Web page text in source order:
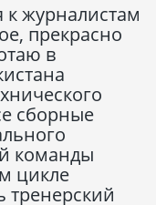
к журналистам
прекрасно
в
сборные
команды
цикле
тренерский